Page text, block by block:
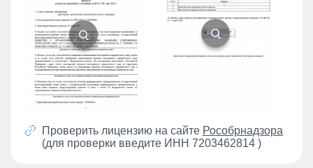
Проверить лицензию на сайте Рособрнадзора
(для проверки введите ИНН 7203462814 )